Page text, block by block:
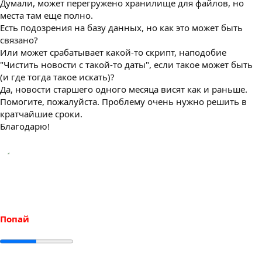
Думали, может перегружено хранилище для файлов, но
места там еще полно.
Есть подозрения на базу данных, но как это может быть
связано?
Или может срабатывает какой-то скрипт, наподобие
"Чистить новости с такой-то даты", если такое может быть
(и где тогда такое искать)?
Да, новости старшего одного месяца висят как и раньше.
Помогите, пожалуйста. Проблему очень нужно решить в
кратчайшие сроки.
Благодарю!
Попай